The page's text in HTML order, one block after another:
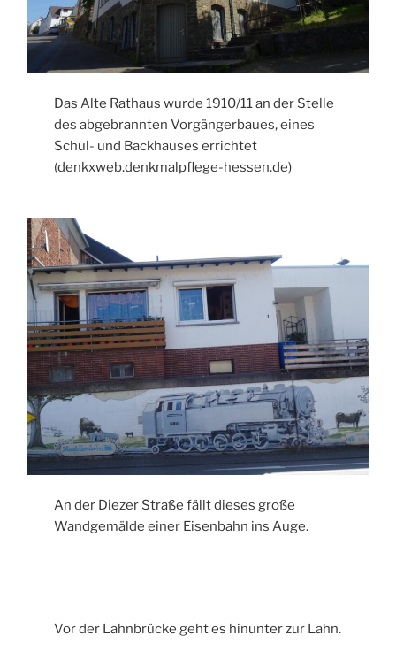
Das Alte Rathaus wurde 1910/11 an der Stelle
des abgebrannten Vorgängerbaues, eines
Schul- und Backhauses errichtet
(denkxweb.denkmalpflege-hessen.de)
An der Diezer Straße fällt dieses große
Wandgemälde einer Eisenbahn ins Auge.
Vor der Lahnbrücke geht es hinunter zur Lahn.